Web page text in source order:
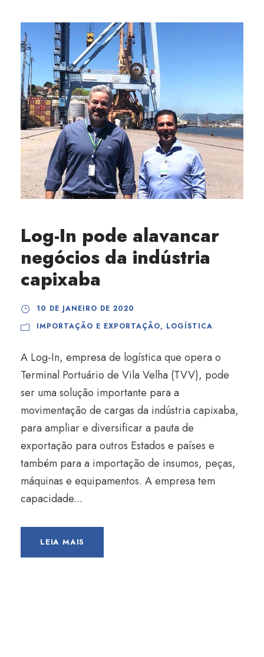
Log-In pode alavancar
negócios da indústria
capixaba
10 DE JANEIRO DE 2020
IMPORTAÇÃO E EXPORTAÇÃO, LOGÍSTICA
A Log-In, empresa de logística que opera o
Terminal Portuário de Vila Velha (TVV), pode
ser uma solução importante para a
movimentação de cargas da indústria capixaba,
para ampliar e diversificar a pauta de
exportação para outros Estados e países e
também para a importação de insumos, peças,
máquinas e equipamentos. A empresa tem
capacidade...
LEIA MAIS